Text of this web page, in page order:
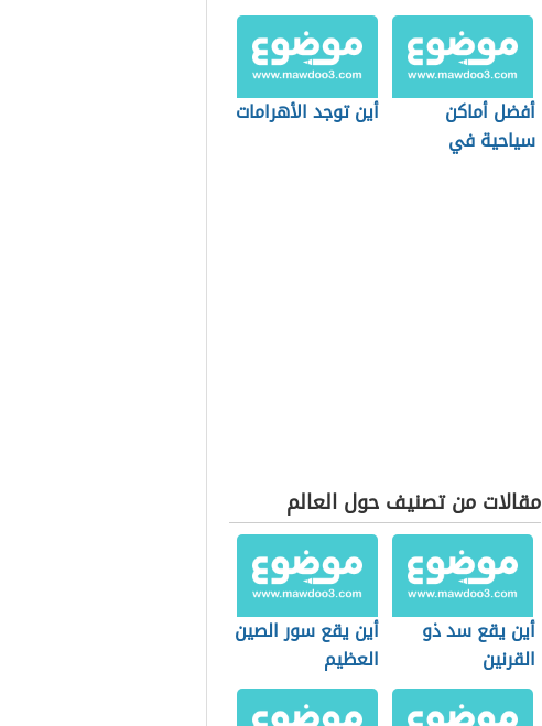
أفضل أماكن
سياحية في
أين توجد الأهرامات
مقالات من تصنيف حول العالم
أين يقع سد ذو
القرنين
أين يقع سور الصين
العظيم